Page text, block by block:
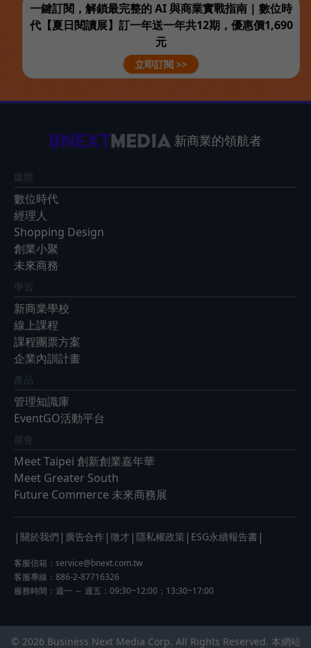
一鍵訂閱，解鎖最完整的 AI 與商業實戰指南 | 數位時
代【夏日閱讀展】訂一年送一年共12期，優惠價1,690
元
立即訂閱 >>
新商業的領航者
媒體
數位時代
經理人
Shopping Design
創業小聚
未來商務
學習
新商業學校
線上課程
課程團票方案
企業內訓計畫
產品
管理知識庫
EventGO活動平台
展會
Meet Taipei 創新創業嘉年華
Meet Greater South
Future Commerce 未來商務展
| 關於我們 | 廣告合作 | 徵才 | 隱私權政策 | ESG永續報告書 |
客服信箱： service@bnext.com.tw
客服專線：886-2-87716326
服務時間：週一 ～ 週五：09:30~12:00；13:30~17:00
© 2026 Business Next Media Corp. All Rights Reserved. 本網站